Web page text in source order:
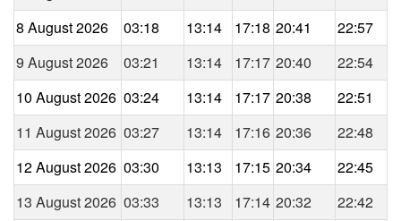
8 August 2026
03:18 13:14 17:18 20:41
22:57
9 August 2026
03:21 13:14 17:17 20:40
22:54
10 August 2026 03:24 13:14 17:17 20:38
22:51
11 August 2026 03:27 13:14 17:16 20:36
22:48
12 August 2026 03:30 13:13 17:15 20:34
22:45
13 August 2026 03:33 13:13 17:14 20:32
22:42